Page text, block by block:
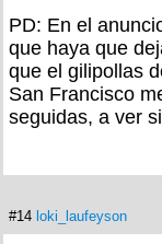
PD: En el
que haya que
que el gilipollas
San Francisco
seguidas, a ver
#14 loki_laufeyson